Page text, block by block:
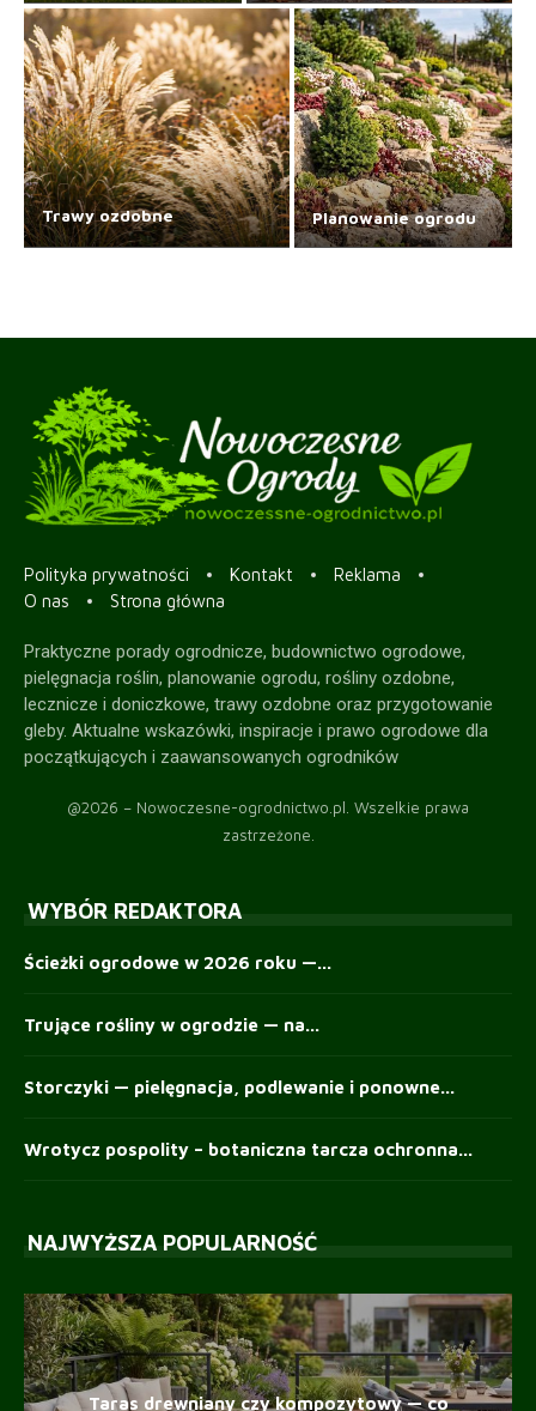
Trawy ozdobne Planowanie ogrodu
Polityka prywatności Kontakt
Reklama
O nas
Strona główna
Praktyczne porady ogrodnicze, budownictwo ogrodowe,
pielęgnacja roślin, planowanie ogrodu, rośliny ozdobne,
lecznicze i doniczkowe, trawy ozdobne oraz przygotowanie
gleby. Aktualne wskazówki, inspiracje i prawo ogrodowe dla
początkujących i zaawansowanych ogrodników
@2026 – Nowoczesne-ogrodnictwo.pl. Wszelkie prawa
zastrzeżone.
WYBÓR REDAKTORA
Ścieżki ogrodowe w 2026 roku —...
Trujące rośliny w ogrodzie — na...
Storczyki — pielęgnacja, podlewanie i ponowne...
Wrotycz pospolity – botaniczna tarcza ochronna...
NAJWYŻSZA POPULARNOŚĆ
Taras drewniany czy kompozytowy — co